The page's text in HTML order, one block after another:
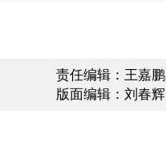
责任编辑：王嘉鹏
版面编辑：刘春辉